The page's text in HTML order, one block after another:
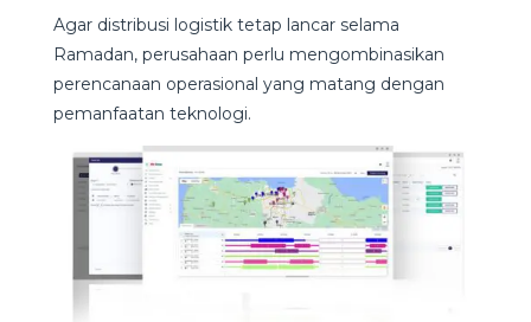
Agar distribusi logistik tetap lancar selama
Ramadan, perusahaan perlu mengombinasikan
perencanaan operasional yang matang dengan
pemanfaatan teknologi.